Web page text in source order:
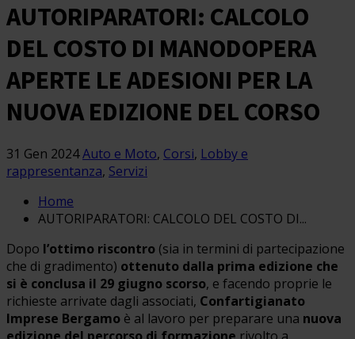
AUTORIPARATORI: CALCOLO
DEL COSTO DI MANODOPERA
APERTE LE ADESIONI PER LA
NUOVA EDIZIONE DEL CORSO
31 Gen 2024Auto e Moto, Corsi, Lobby e
rappresentanza, Servizi
Home
AUTORIPARATORI: CALCOLO DEL COSTO DI...
Dopo l’ottimo riscontro (sia in termini di partecipazione
che di gradimento) ottenuto dalla prima edizione che
si è conclusa il 29 giugno scorso, e facendo proprie le
richieste arrivate dagli associati, Confartigianato
Imprese Bergamo è al lavoro per preparare una nuova